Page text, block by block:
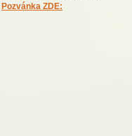
Pozvánka ZDE: